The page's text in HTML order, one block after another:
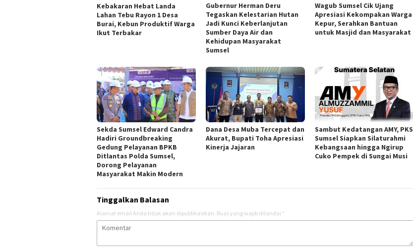
‎Kebakaran Hebat Landa
Lahan Tebu Rayon 1 Desa
Burai, Kebun Produktif Warga
Ikut Terbakar
Gubernur Herman Deru
Tegaskan Kelestarian Hutan
Jadi Kunci Keberlanjutan
Sumber Daya Air dan
Kehidupan Masyarakat
Sumsel
Wagub Sumsel Cik Ujang
Apresiasi Kekompakan Warga
Kepur, Serahkan Bantuan
untuk Masjid dan Masyarakat
Sekda Sumsel Edward Candra
Hadiri Groundbreaking
Gedung Pelayanan BPKB
Ditlantas Polda Sumsel,
Dorong Pelayanan
Masyarakat Makin Modern
Dana Desa Muba Tercepat dan
Akurat, Bupati Toha Apresiasi
Kinerja Jajaran
Sambut Kedatangan AMY, PKS
Sumsel Siapkan Silaturahmi
Kebangsaan hingga Ngirup
Cuko Pempek di Sungai Musi
Tinggalkan Balasan
Alamat email Anda tidak akan dipublikasikan. Ruas yang wajib ditandai *